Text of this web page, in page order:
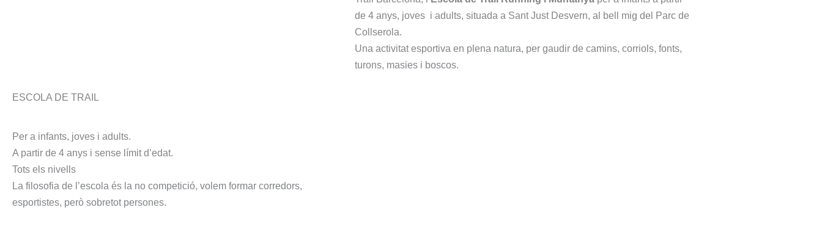
de 4 anys, joves i adults, situada a Sant Just Desvern, al bell mig del Parc de
Collserola.
Una activitat esportiva en plena natura, per gaudir de camins, corriols, fonts,
turons, masies i boscos.
ESCOLA DE TRAIL
Per a infants, joves i adults.
A partir de 4 anys i sense límit d’edat.
Tots els nivells
La filosofia de l’escola és la no competició, volem formar corredors,
esportistes, però sobretot persones.